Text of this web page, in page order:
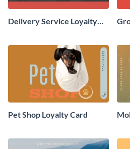
Delivery Service Loyalty
Pet Shop Loyalty Card